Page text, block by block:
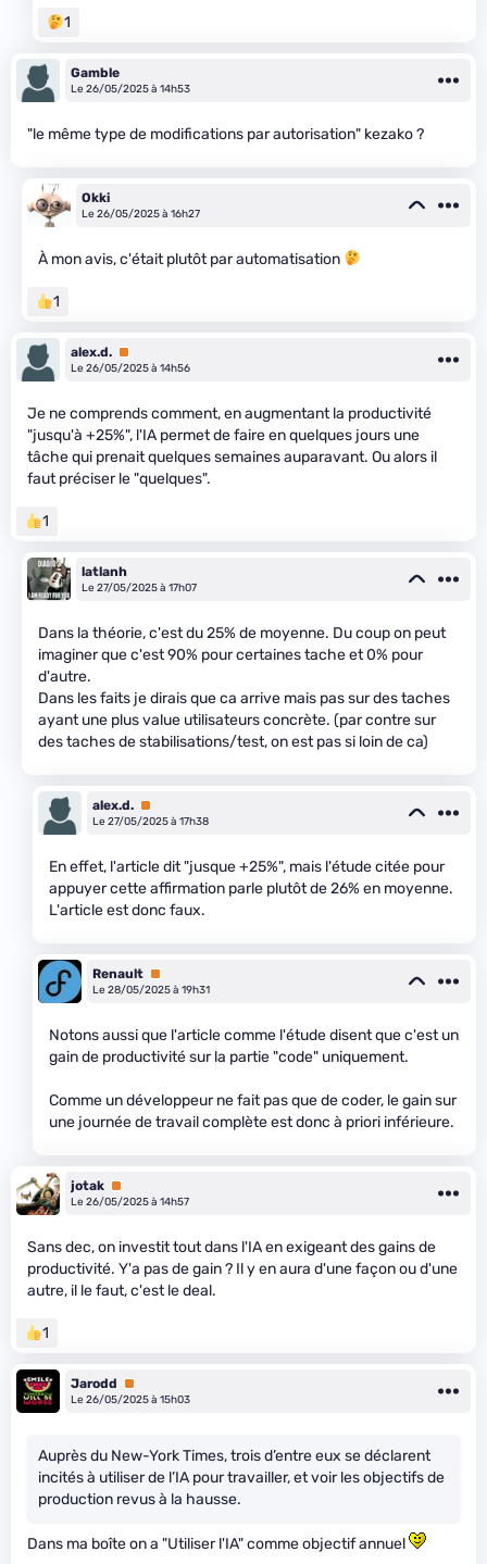
1
Gamble
Le 26/05/2025 à 14h53
"le même type de modifications par autorisation" kezako ?
Okki
Le 26/05/2025 à 16h27
À mon avis, c'était plutôt par automatisation
1
alex.d. Premium
Le 26/05/2025 à 14h56
Je ne comprends comment, en augmentant la productivité
"jusqu'à +25%", l'IA permet de faire en quelques jours une
tâche qui prenait quelques semaines auparavant. Ou alors il
faut préciser le "quelques".
1
latlanh
Le 27/05/2025 à 17h07
Dans la théorie, c'est du 25% de moyenne. Du coup on peut
imaginer que c'est 90% pour certaines tache et 0% pour
d'autre.
Dans les faits je dirais que ca arrive mais pas sur des taches
ayant une plus value utilisateurs concrète. (par contre sur
des taches de stabilisations/test, on est pas si loin de ca)
alex.d. Premium
Le 27/05/2025 à 17h38
En effet, l'article dit "jusque +25%", mais l'étude citée pour
appuyer cette affirmation parle plutôt de 26% en moyenne.
L'article est donc faux.
Renault Premium
Le 28/05/2025 à 19h31
Notons aussi que l'article comme l'étude disent que c'est un
gain de productivité sur la partie "code" uniquement.
Comme un développeur ne fait pas que de coder, le gain sur
une journée de travail complète est donc à priori inférieure.
jotak Premium
Le 26/05/2025 à 14h57
Sans dec, on investit tout dans l'IA en exigeant des gains de
productivité. Y'a pas de gain ? Il y en aura d'une façon ou d'une
autre, il le faut, c'est le deal.
1
Jarodd
Premium
Le 26/05/2025 à 15h03
Auprès du New-York Times, trois d’entre eux se déclarent
incités à utiliser de l’IA pour travailler, et voir les objectifs de
production revus à la hausse.
Dans ma boîte on a "Utiliser l'IA" comme objectif annuel